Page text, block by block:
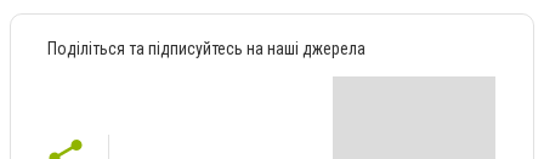
Поділіться та підписуйтесь на наші джерела